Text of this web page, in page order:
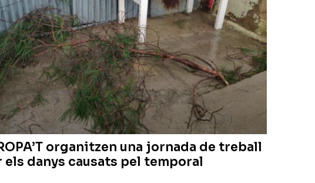
organitzen una jornada de treball
els danys causats pel temporal